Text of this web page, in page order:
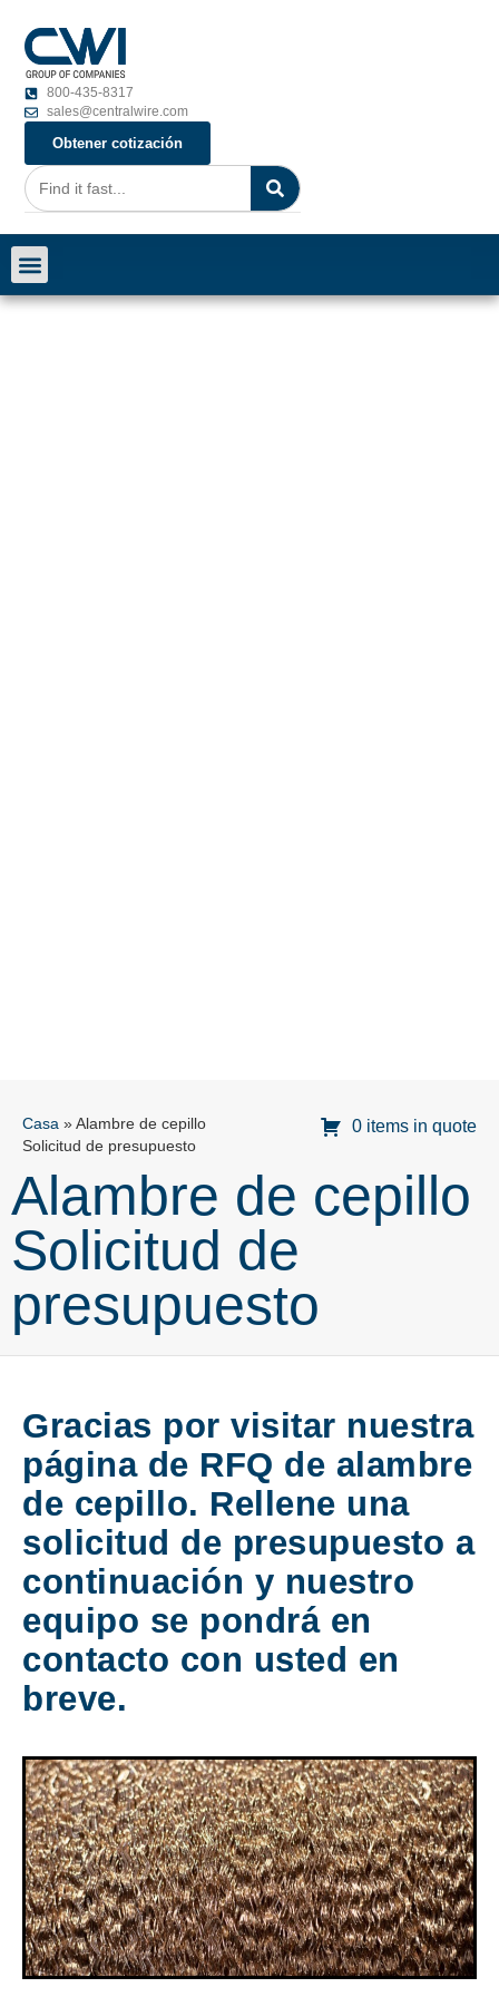
800-435-8317
sales@centralwire.com
Obtener cotización
Casa » Alambre de cepillo
Solicitud de presupuesto
0 items in quote
Alambre de cepillo
Solicitud de
presupuesto
Gracias por visitar nuestra
página de RFQ de alambre
de cepillo. Rellene una
solicitud de presupuesto a
continuación y nuestro
equipo se pondrá en
contacto con usted en
breve.